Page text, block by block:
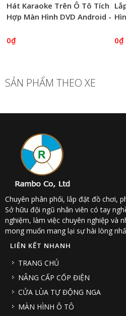
Hát Karaoke Trên Ô Tô Tích
Hợp Màn Hình DVD Android -
0₫
0₫
SẢN PHẨM THEO XE
Chuyên phân phối, lắp đặt đồ chơi,
Sở hữu đội ngũ nhân viên có tay
nghiệm, làm việc chuyên nghiệp và
mong muốn mang lại sự hài lòng
LIÊN KẾT NHANH
TRANG CHỦ
NÂNG CẤP CỐP ĐIỆN
CỬA LÙA TỰ ĐỘNG NGA
MÀN HÌNH Ô TÔ